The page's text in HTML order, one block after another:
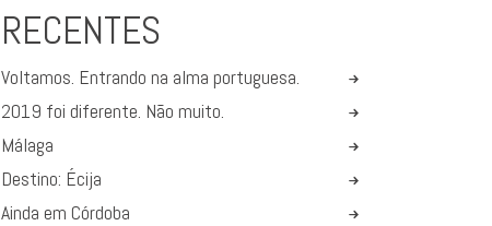
RECENTES
Voltamos. Entrando na alma portuguesa.
2019 foi diferente. Não muito.
Málaga
Destino: Écija
Ainda em Córdoba